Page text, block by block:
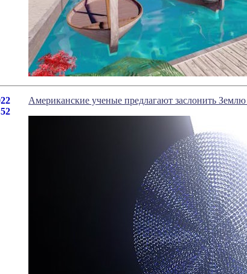
Американские ученые предлагают заслонить